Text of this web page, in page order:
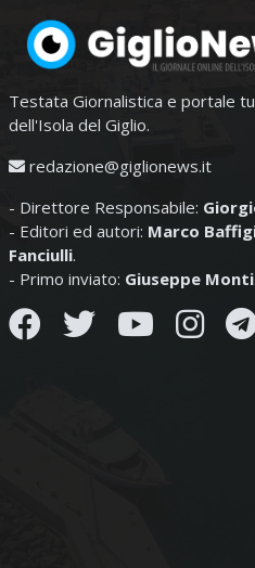
Testata Giornalistica e portale
dell'Isola del Giglio.
redazione@giglionews.it
- Direttore Responsabile:
- Editori ed autori: Marco
Fanciulli.
- Primo inviato: Giuseppe Monti